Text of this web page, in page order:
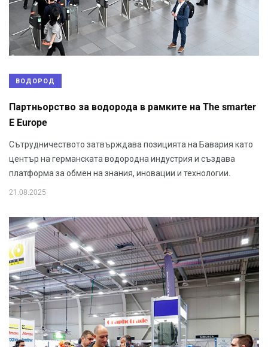
ВОДОРОД
Партньорство за водорода в рамките на The smarter
E Europe
Сътрудничеството затвърждава позицията на Бавария като
център на германската водородна индустрия и създава
платформа за обмен на знания, иновации и технологии.
21.08.2025